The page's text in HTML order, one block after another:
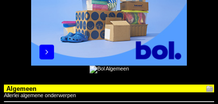
Algemeen
Allerlei algemene onderwerpen